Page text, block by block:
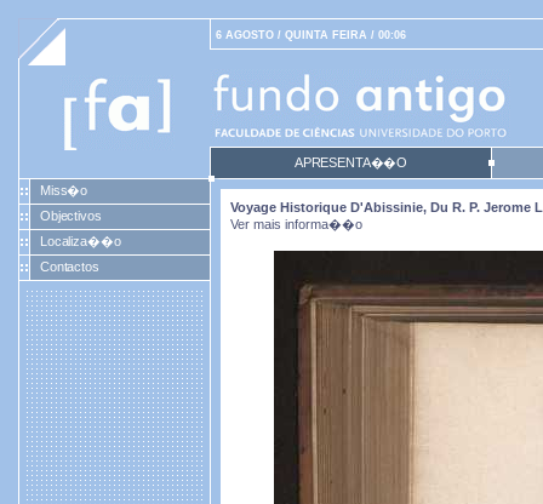
6 AGOSTO / QUINTA FEIRA / 00:06
APRESENTA��O
Miss�o
Objectivos
Localiza��o
Contactos
Voyage Historique D'Abissinie, Du R. P. Jerome
Ver mais informa��o